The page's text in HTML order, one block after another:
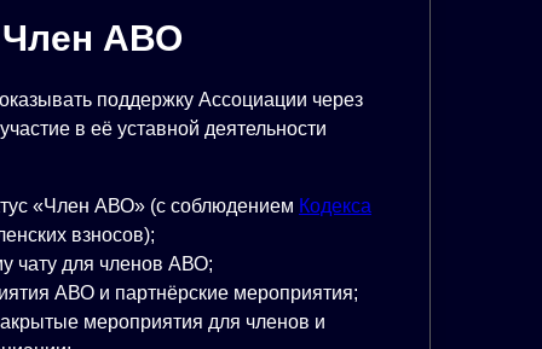
Член АВО
поддержку Ассоциации через
в её уставной деятельности
«Член АВО» (с соблюдением Кодекса
взносов);
чату для членов АВО;
АВО и партнёрские мероприятия;
мероприятия для членов и